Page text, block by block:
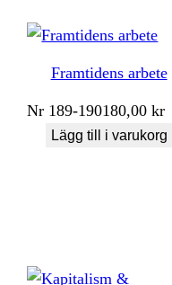
Framtidens arbete
Nr 189-190180,00kr
Lägg till i varukorg